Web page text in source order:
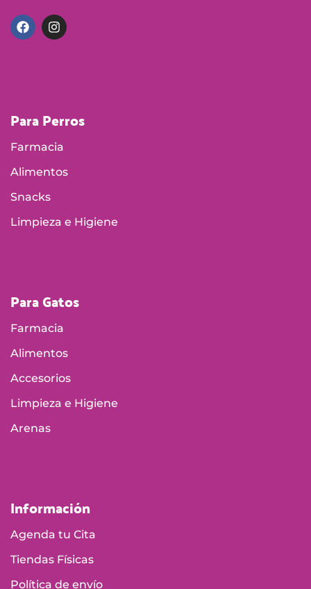
Para Perros
Farmacia
Alimentos
Snacks
Limpieza e Higiene
Para Gatos
Farmacia
Alimentos
Accesorios
Limpieza e Higiene
Arenas
Información
Agenda tu Cita
Tiendas Físicas
Política de envío